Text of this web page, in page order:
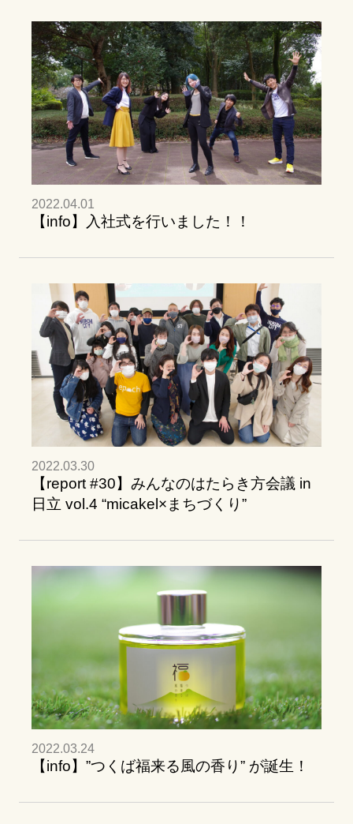
2022.04.01
【info】入社式を行いました！！
2022.03.30
【report #30】みんなのはたらき方会議 in
日立 vol.4 “micakel×まちづくり”
2022.03.24
【info】”つくば福来る風の香り” が誕生！